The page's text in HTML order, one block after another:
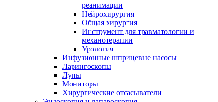
реанимации
Нейрохирургия
Общая хирургия
Инструмент для травматологии и
механотерапии
Урология
Инфузионные шприцевые насосы
Ларингоскопы
Лупы
Мониторы
Хирургические отсасыватели